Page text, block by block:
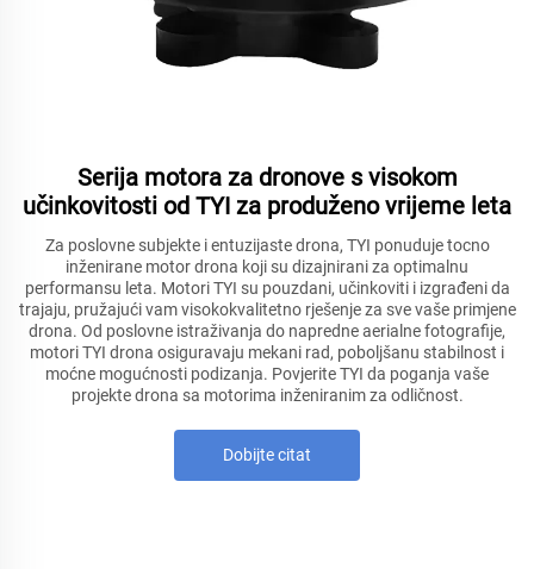
Serija motora za dronove s visokom
učinkovitosti od TYI za produženo vrijeme leta
Za poslovne subjekte i entuzijaste drona, TYI ponuduje tocno
inženirane motor drona koji su dizajnirani za optimalnu
performansu leta. Motori TYI su pouzdani, učinkoviti i izgrađeni da
trajaju, pružajući vam visokokvalitetno rješenje za sve vaše primjene
drona. Od poslovne istraživanja do napredne aerialne fotografije,
motori TYI drona osiguravaju mekani rad, poboljšanu stabilnost i
moćne mogućnosti podizanja. Povjerite TYI da poganja vaše
projekte drona sa motorima inženiranim za odličnost.
Dobijte citat